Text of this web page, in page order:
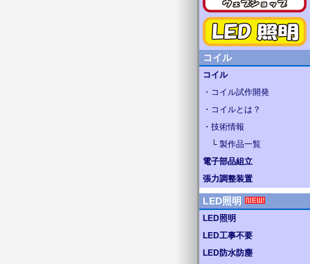
コイル
コイル
・コイル試作開発
・コイルとは？
・技術情報
└ 製作品一覧
電子部品組立
張力調整装置
LED照明
LED照明
LED工事不要
LED防水防塵